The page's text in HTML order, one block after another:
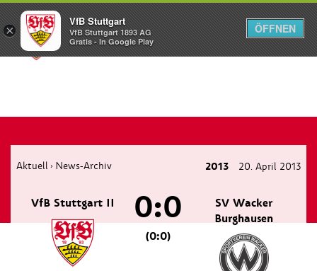
Menü
Aktuell › News-Archiv 2013 20. April 2013
VfB Stuttgart II
SV Wacker
Burghausen
0:0
(0:0)
×
VfB Stuttgart
VfB Stuttgart 1893 AG
Gratis - In Google Play
ÖFFNEN